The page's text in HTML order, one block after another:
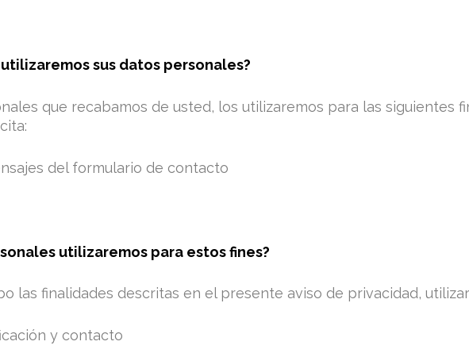
utilizaremos sus datos personales?
que recabamos de usted, los utilizaremos para las siguientes
del formulario de contacto
utilizaremos para estos fines?
las finalidades descritas en el presente aviso de privacidad,
y contacto